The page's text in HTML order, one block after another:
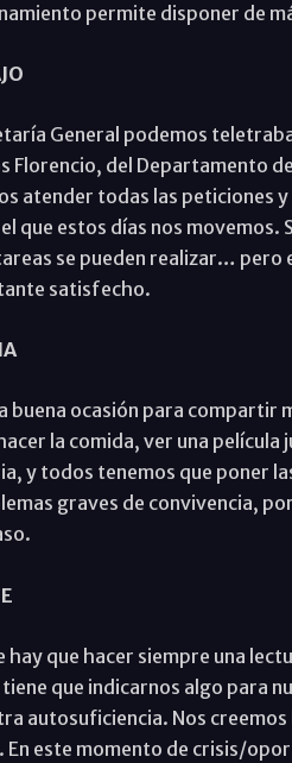
permite disponer de
General podemos
Florencio, del Departamento
atender todas las peticiones
que estos días nos
se pueden realizar… pero
satisfecho.
buena ocasión para
la comida, ver una
y todos tenemos que poner
graves de convivencia,
hay que hacer siempre una
tiene que indicarnos algo para
autosuficiencia. Nos
En este momento de crisis/